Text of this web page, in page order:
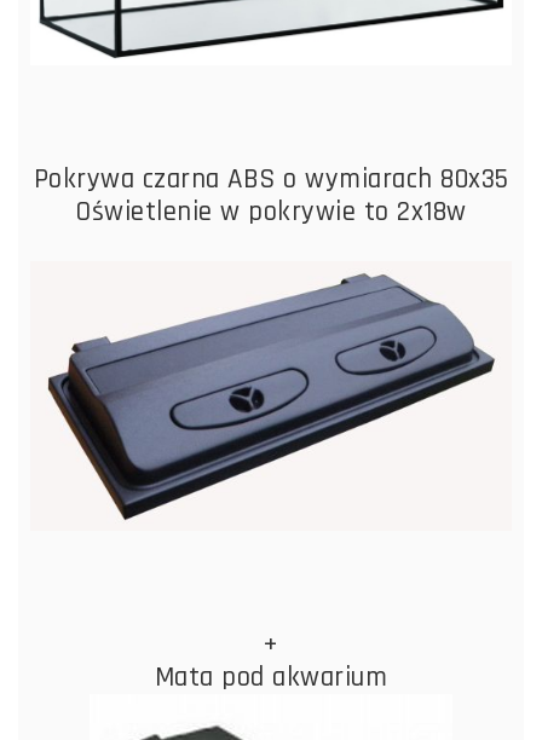
Pokrywa czarna ABS o wymiarach 80x35
Oświetlenie w pokrywie to 2x18w
+
Mata pod akwarium